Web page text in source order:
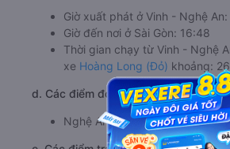
Giờ xuất phát ở Vinh - Nghệ
Giờ đến nơi ở Sài Gòn: 16:48
Thời gian chạy từ Vinh - Nghệ
xe Hoàng Long (Đỏ) khoảng:
d. Các điểm đón khách của nhà xe
Nghệ An (dọc quốc lộ 1A)